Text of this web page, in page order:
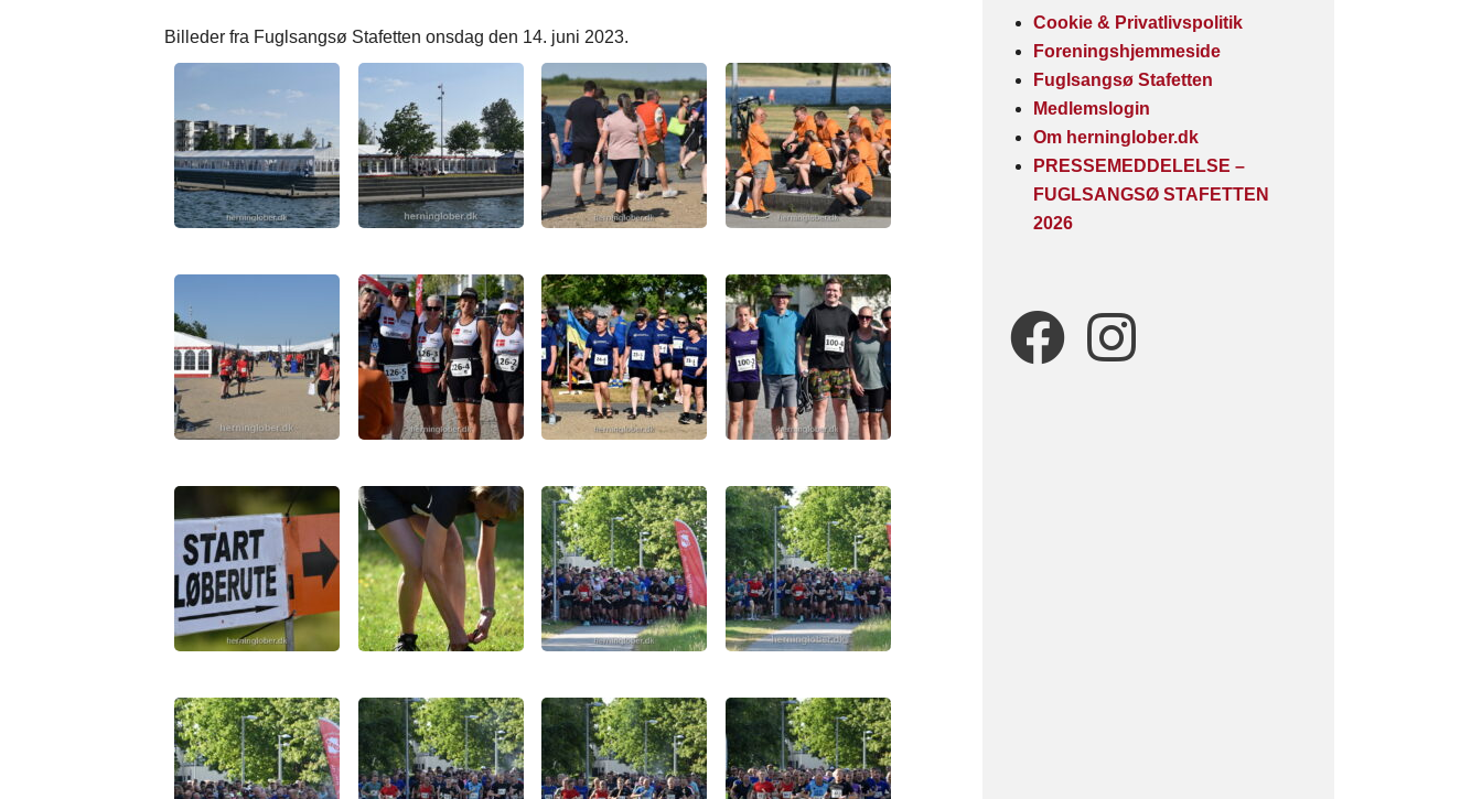
Billeder fra Fuglsangsø Stafetten onsdag den 14. juni 2023.
Cookie & Privatlivspolitik
Foreningshjemmeside
Fuglsangsø Stafetten
Medlemslogin
Om herninglober.dk
PRESSEMEDDELELSE –
FUGLSANGSØ STAFETTEN
2026